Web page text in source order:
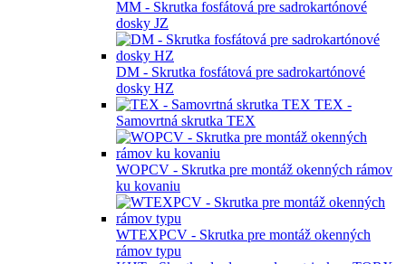
KŚSF - Samovrtná skrutka fosfátová zap. hlava
KMSF - Samovrtná skrutka fosfátová zap. hlava
MS - Skrutka fosfátová pre sadrokartónové
dosky JZ
KŠD - Skrutka fosfátová pre sadrokartónové
dosky HZ
MM - Skrutka fosfátová pre sadrokartónové
dosky JZ